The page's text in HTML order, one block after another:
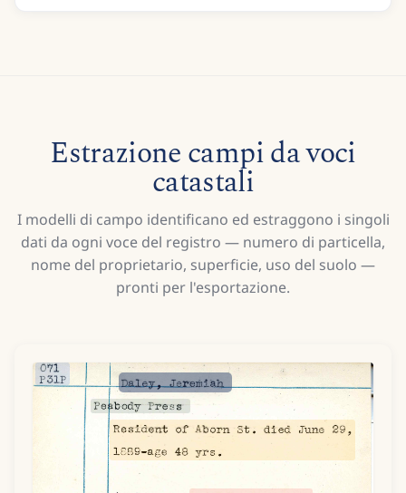
Estrazione campi da voci
catastali
I modelli di campo identificano ed estraggono i singoli
dati da ogni voce del registro — numero di particella,
nome del proprietario, superficie, uso del suolo —
pronti per l'esportazione.